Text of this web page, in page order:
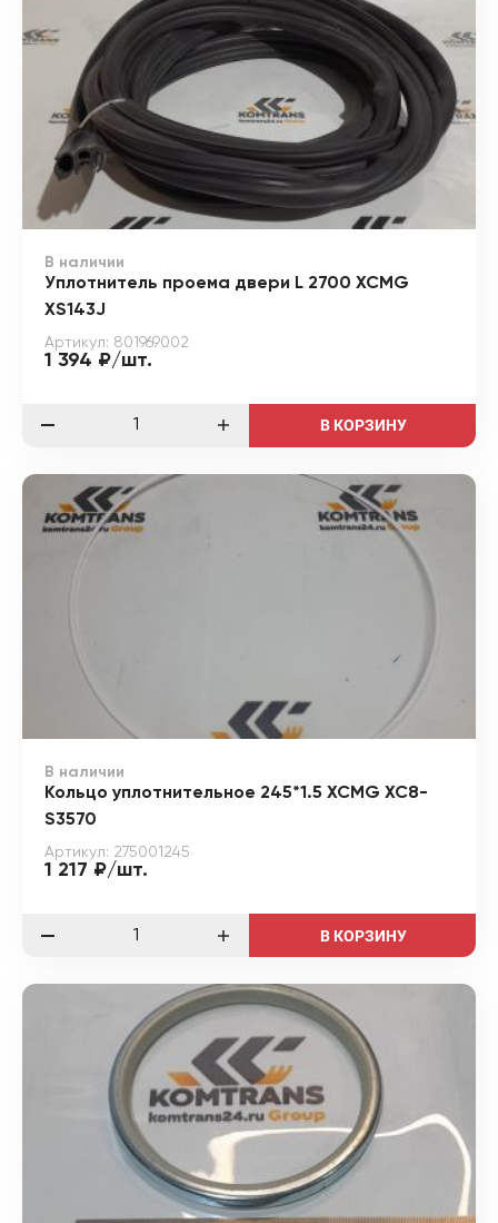
В наличии
Уплотнитель проема двери L 2700 XCMG
XS143J
Артикул: 801969002
1 394 ₽/шт.
В КОРЗИНУ
В наличии
Кольцо уплотнительное 245*1.5 XCMG XC8-
S3570
Артикул: 275001245
1 217 ₽/шт.
В КОРЗИНУ